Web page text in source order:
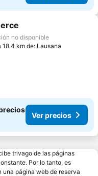
a favoritos
no disponible
18.4 km de: Lausana
Ver precios
trivago de las páginas
Por lo tanto, es
una página web de reserva